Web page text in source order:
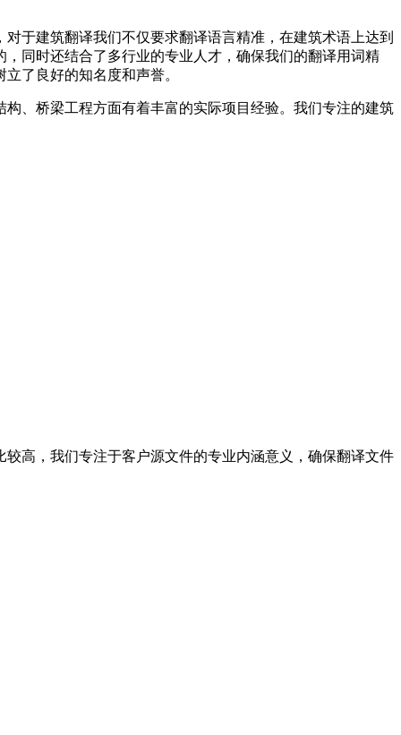
于建筑翻译我们不仅要求翻译语言精准，在建筑术语上达到
同时还结合了多行业的专业人才，确保我们的翻译用词精
了良好的知名度和声誉。
、桥梁工程方面有着丰富的实际项目经验。我们专注的建筑
高，我们专注于客户源文件的专业内涵意义，确保翻译文件